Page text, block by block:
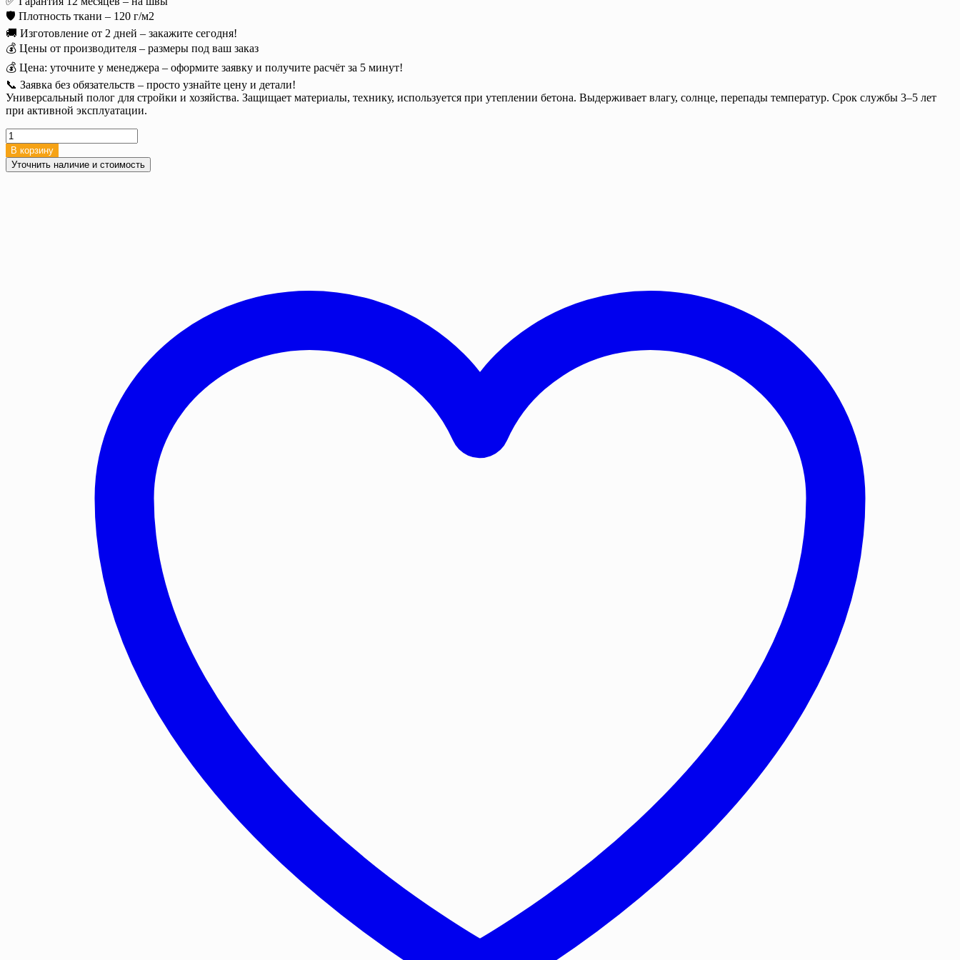
🛡️ Плотность ткани – 120 г/м2
🚚 Изготовление от 2 дней – закажите сегодня!
💰 Цены от производителя – размеры под ваш заказ
💰 Цена: уточните у менеджера – оформите заявку и получите расчёт за 5 минут!
📞 Заявка без обязательств – просто узнайте цену и детали!
Универсальный полог для стройки и хозяйства. Защищает материалы, технику, используется при утеплении бетона. Выдерживает влагу, солнце, перепады температур. Срок службы 3–5 лет
при активной эксплуатации.
Количество
товара
Тент
тарпаулин
В корзину
Уточнить наличие и стоимость